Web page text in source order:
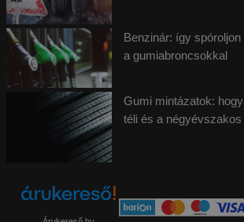
Benzinár: így
a gumiabroncsokkal
Gumi mintázatok:
téli és a négyévszakos